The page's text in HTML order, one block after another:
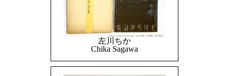
左川ちか
Chika Sagawa